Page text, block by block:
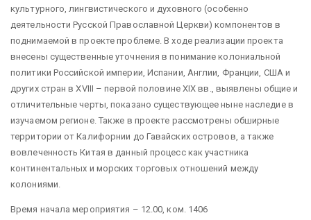
культурного, лингвистического и духовного (особенно
деятельности Русской Православной Церкви) компонентов в
поднимаемой в проекте проблеме. В ходе реализации проекта
внесены существенные уточнения в понимание колониальной
политики Российской империи, Испании, Англии, Франции, США и
других стран в XVIII – первой половине XIX вв., выявлены общие и
отличительные черты, показано существующее ныне наследие в
изучаемом регионе. Также в проекте рассмотрены обширные
территории от Калифорнии до Гавайских островов, а также
вовлеченность Китая в данный процесс как участника
континентальных и морских торговых отношений между
колониями.
Время начала мероприятия – 12.00, ком. 1406